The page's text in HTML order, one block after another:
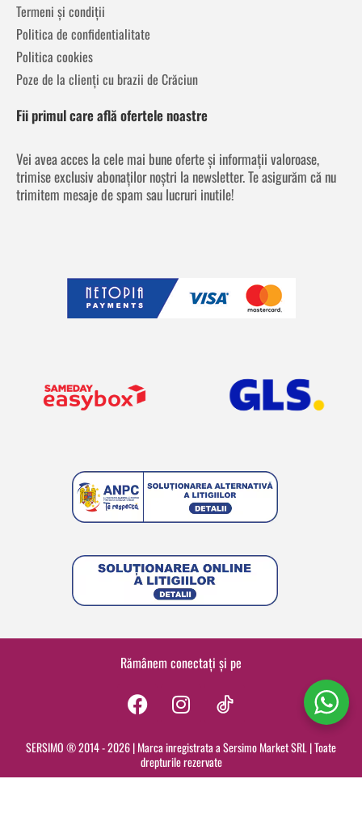
Termeni și condiții
Politica de confidentialitate
Politica cookies
Poze de la clienți cu brazii de Crăciun
Fii primul care află ofertele noastre
Vei avea acces la cele mai bune oferte și informații valoroase,
trimise exclusiv abonaților noștri la newsletter. Te asigurăm că nu
trimitem mesaje de spam sau lucruri inutile!
Rămânem conectați și pe
F
c
e
I
s
t
SERSIMO ® 2014 - 2026 | Marca inregistrata a Sersimo Market SRL | Toate
drepturile rezervate